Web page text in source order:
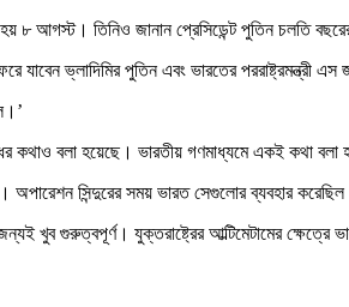
হয় ৮ আগস্ট। তিনিও জানান প্রেসিডেন্ট পুতিন চলতি
ভ্লাদিমির পুতিন এবং ভারতের পররাষ্ট্রমন্ত্রী
কথাও বলা হয়েছে। ভারতীয় গণমাধ্যমে একই কথা বলা
অপারেশন সিন্দুরের সময় ভারত সেগুলোর ব্যবহার
খুব গুরুত্বপূর্ণ। যুক্তরাষ্ট্রের আল্টিমেটামের ক্ষেত্রে